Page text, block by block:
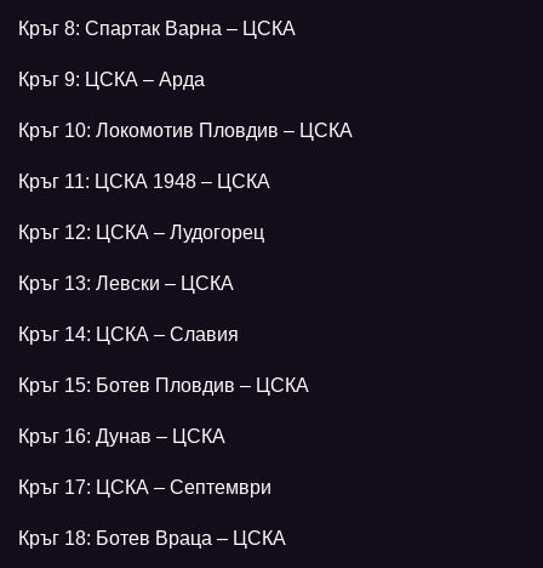
Кръг 8: Спартак Варна – ЦСКА
Кръг 9: ЦСКА – Арда
Кръг 10: Локомотив Пловдив – ЦСКА
Кръг 11: ЦСКА 1948 – ЦСКА
Кръг 12: ЦСКА – Лудогорец
Кръг 13: Левски – ЦСКА
Кръг 14: ЦСКА – Славия
Кръг 15: Ботев Пловдив – ЦСКА
Кръг 16: Дунав – ЦСКА
Кръг 17: ЦСКА – Септември
Кръг 18: Ботев Враца – ЦСКА